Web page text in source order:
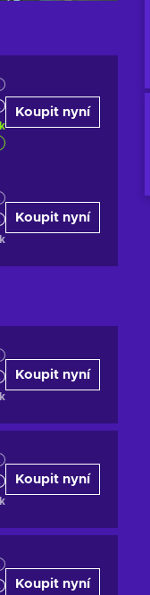
Koupit nyní
Koupit nyní
Koupit nyní
Koupit nyní
Koupit nyní